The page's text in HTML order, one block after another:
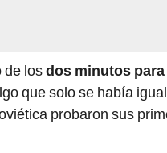
de losdos minutos para
que solo se había
probaron sus